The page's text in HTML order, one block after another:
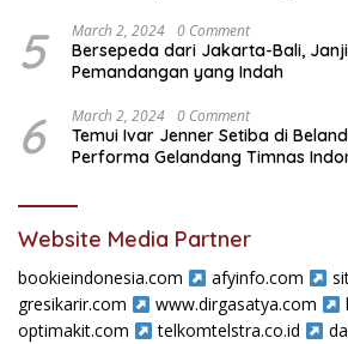
5 March 2, 2024 0 Comment
Bersepeda dari Jakarta-Bali,
Pemandangan yang Indah
6 March 2, 2024 0 Comment
Temui Ivar Jenner Setiba di
Performa Gelandang Timnas
Website Media Partner
bookieindonesia.com afyinfo.com
gresikarir.com
www.dirgasatya.com
optimakit.com
telkomtelstra.co.id